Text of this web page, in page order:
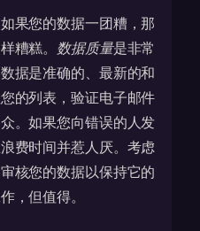
果您的数据一团糟，那
糟糕。 数据质量是非常
据是准确的、最新的和
的列表，验证电子邮件
。如果您向错误的人发
费时间并惹人厌。考虑
核您的数据以保持它的
，但值得。